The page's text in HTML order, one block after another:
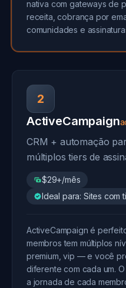
nativa com gateways de
receita, cobrança por
comunidades e
2
ActiveCampaign
CRM + automação
múltiplos tiers de
$29+/mês
Ideal para: Sites com
ActiveCampaign é
membros tem múltiplos
premium, vip — e você
diferente com cada um.
a jornada de cada